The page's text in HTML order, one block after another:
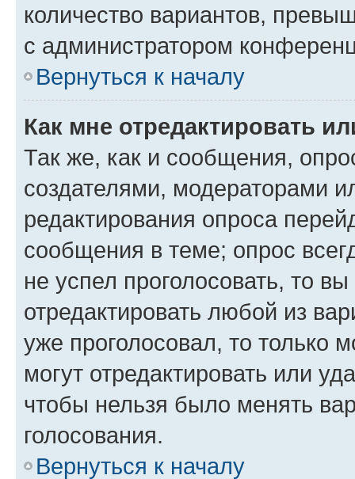
количество вариантов,
с администратором
Вернуться к началу
Как мне отредактировать
Так же, как и сообщения,
создателями, модераторами
редактирования опроса
сообщения в теме; опрос
не успел проголосовать, то
отредактировать любой из
уже проголосовал, то только
могут отредактировать или
чтобы нельзя было менять
голосования.
Вернуться к началу